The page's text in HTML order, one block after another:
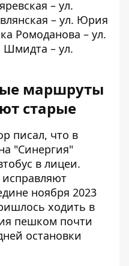
– ул.
– ул. Юрия
Ромоданова – ул.
Шмидта – ул.
маршруты
старые
писал, что в
"Синергия"
в лицеи.
ноября 2023
ходить в
пешком почти
остановки